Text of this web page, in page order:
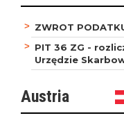
ZWROT
PIT 36 ZG -
Urzędzie
Austria